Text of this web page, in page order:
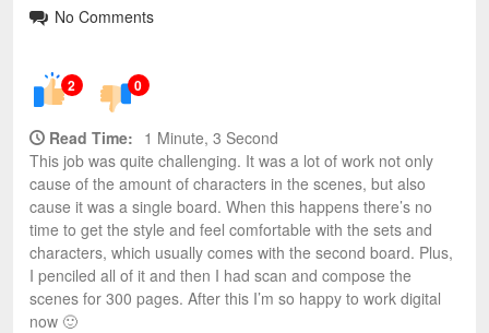
No Comments
2 0
Read Time: 1 Minute, 3 Second
This job was quite challenging. It was a lot of work not only
cause of the amount of characters in the scenes, but also
cause it was a single board. When this happens there’s no
time to get the style and feel comfortable with the sets and
characters, which usually comes with the second board. Plus,
I penciled all of it and then I had scan and compose the
scenes for 300 pages. After this I’m so happy to work digital
now 🙂